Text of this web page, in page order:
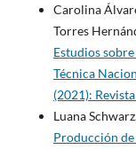
Carolina
Torres
Estudios
Técnica
(2021):
Luana
Producción